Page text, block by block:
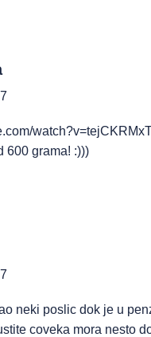
600 grama! :)))
neki poslic dok je u
coveka mora nesto